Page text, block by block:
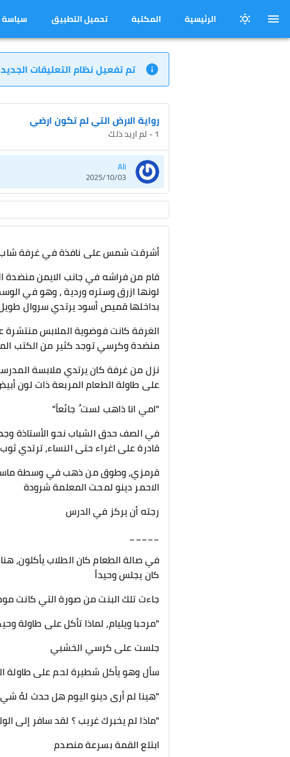
الرئيسية المكتبة تحميل التطبيق
تم تفعيل نظام التعليقات
رواية الارض التي لم تكون ارضي
1 - لم اريد ذلك
Ali
2025/10/03
أشرقت شمس على نافذة في غرفة
قام من فراشه في جانب الايمن منضدة
لونها ازرق وستره وردية ، وهو في
بداخلها قميص أسود يرتدي سروال
الغرفة كانت فوضوية الملابس منتشرة
منضدة وكرسي توجد كثير من الكتب
نزل من غرفة كان يرتدي ملابسة
على طاولة الطعام المربعة ذات لون
"امي انا ذاهب لست ُ جائعاً"
في الصف حدق الشباب نحو الأستاذة
قادرة على اغراء حتى النساء، ترتدي ثوب
قرمزي، وطوق من ذهب في وسطة ماسة
الاحمر دينو لمحت المعلمة شرودة
رجته أن يركز في الدرس
_____
في صالة الطعام كان الطلاب يأكلون،
كان يجلس وحيداً
جاءت تلك البنت من صورة التي كانت
"مرحبا ويليام، لماذا تأكل على طاولة
جلست على كرسي الخشبي
سأل وهو يأكل شطيرة لحم على طاولة
"هينا لم أرى دينو اليوم هل حدث لهُ
"ماذا لم يخبرك غريب ؟ لقد سافر إلى
ابتلع القمة بسرعة منصدم